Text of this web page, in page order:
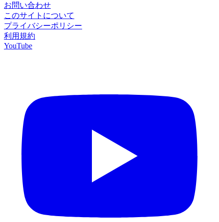
お問い合わせ
このサイトについて
プライバシーポリシー
利用規約
YouTube